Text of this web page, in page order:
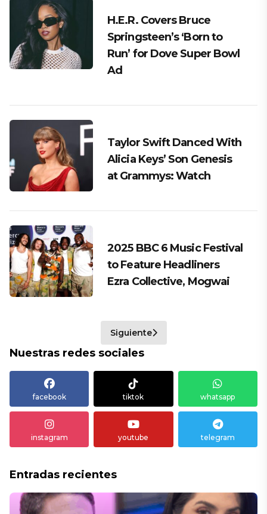
H.E.R. Covers Bruce
Springsteen’s ‘Born to
Run’ for Dove Super Bowl
Ad
Taylor Swift Danced With
Alicia Keys’ Son Genesis
at Grammys: Watch
2025 BBC 6 Music Festival
to Feature Headliners
Ezra Collective, Mogwai
Siguiente
Nuestras redes sociales
facebook tiktok whatsapp
instagram youtube telegram
Entradas recientes